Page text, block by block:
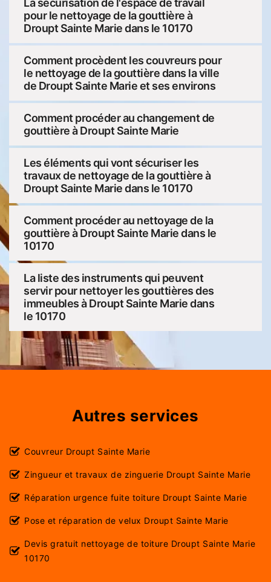
pour le nettoyage de la gouttière à
Droupt Sainte Marie dans le 10170
Comment procèdent les couvreurs pour
le nettoyage de la gouttière dans la ville
de Droupt Sainte Marie et ses environs
Comment procéder au changement de
gouttière à Droupt Sainte Marie
Les éléments qui vont sécuriser les
travaux de nettoyage de la gouttière à
Droupt Sainte Marie dans le 10170
Comment procéder au nettoyage de la
gouttière à Droupt Sainte Marie dans le
10170
La liste des instruments qui peuvent
servir pour nettoyer les gouttières des
immeubles à Droupt Sainte Marie dans
le 10170
Autres services
Couvreur Droupt Sainte Marie
Zingueur et travaux de zinguerie Droupt Sainte Marie
Réparation urgence fuite toiture Droupt Sainte Marie
Pose et réparation de velux Droupt Sainte Marie
Devis gratuit nettoyage de toiture Droupt Sainte Marie
10170